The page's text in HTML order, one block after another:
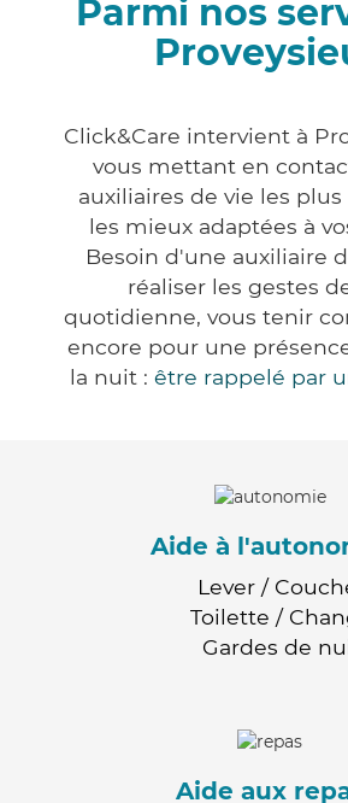
Parmi nos
Click&Care intervient à
vous mettant en
auxiliaires de vie les
les mieux adaptées à
Besoin d'une auxiliaire
réaliser les gestes
quotidienne, vous tenir
encore pour une
la nuit : être rappelé par
Aide à
Lever /
Toilette /
Gardes de
Aide aux